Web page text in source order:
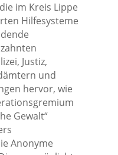
im Kreis Lippe
Hilfesysteme
Justiz,
und
hervor, wie
Gewalt“
Anonyme